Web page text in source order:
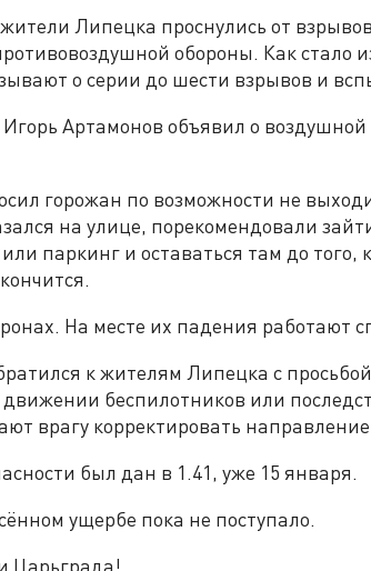
Липецка проснулись от
обороны. Как стало
о серии до шести взрывов и
Игорь Артамонов объявил о
горожан по возможности не
на улице, порекомендовали
паркинг и оставаться там до того,
На месте их падения работают
к жителям Липецка с
беспилотников или
врагу корректировать
был дан в 1.41, уже 15 января.
ущербе пока не поступало.
Царьграда!